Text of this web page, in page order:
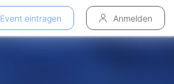
Event eintragen Anmelden